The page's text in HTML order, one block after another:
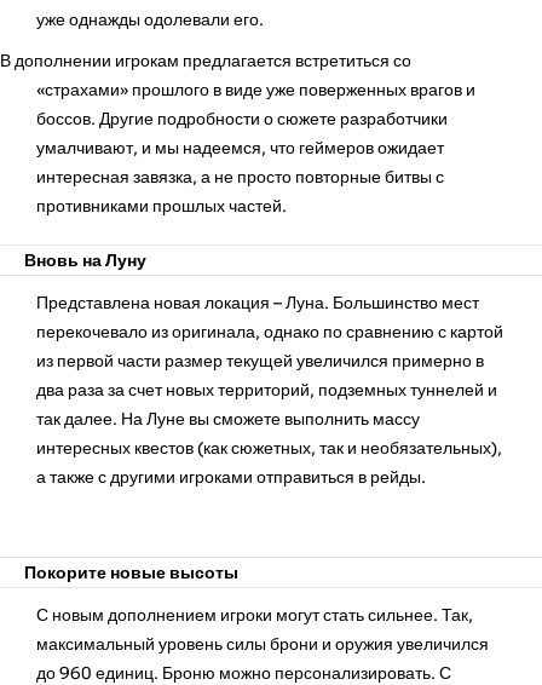
уже однажды одолевали его.
В дополнении игрокам предлагается встретиться со
«страхами» прошлого в виде уже поверженных врагов и
боссов. Другие подробности о сюжете разработчики
умалчивают, и мы надеемся, что геймеров ожидает
интересная завязка, а не просто повторные битвы с
противниками прошлых частей.
Вновь на Луну
Представлена новая локация – Луна. Большинство мест
перекочевало из оригинала, однако по сравнению с картой
из первой части размер текущей увеличился примерно в
два раза за счет новых территорий, подземных туннелей и
так далее. На Луне вы сможете выполнить массу
интересных квестов (как сюжетных, так и необязательных),
а также с другими игроками отправиться в рейды.
Покорите новые высоты
С новым дополнением игроки могут стать сильнее. Так,
максимальный уровень силы брони и оружия увеличился
до 960 единиц. Броню можно персонализировать. С